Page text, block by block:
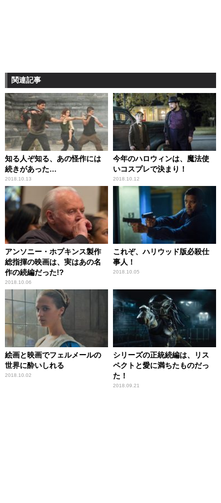
関連記事
知る人ぞ知る、あの怪作には
続きがあった…
2018.10.13
今年のハロウィンは、魔法使
いコスプレで決まり！
2018.10.12
アンソニー・ホプキンス製作
総指揮の映画は、実はあの名
作の続編だった!?
2018.10.06
これぞ、ハリウッド版必殺仕
事人！
2018.10.05
絵画と映画でフェルメールの
世界に酔いしれる
2018.10.02
シリーズの正統続編は、リス
ペクトと愛に満ちたものだっ
た！
2018.09.21